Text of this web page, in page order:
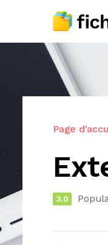
Page
3.0